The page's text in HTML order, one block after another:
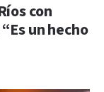
con
un hecho